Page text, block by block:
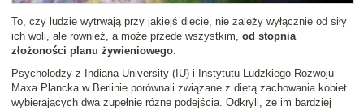
To, czy ludzie wytrwają przy jakiejś diecie, nie zależy wyłącznie od siły
ich woli, ale również, a może przede wszystkim, od stopnia
złożoności planu żywieniowego.
Psycholodzy z Indiana University (IU) i Instytutu Ludzkiego Rozwoju
Maxa Plancka w Berlinie porównali związane z dietą zachowania kobiet
wybierających dwa zupełnie różne podejścia. Odkryli, że im bardziej